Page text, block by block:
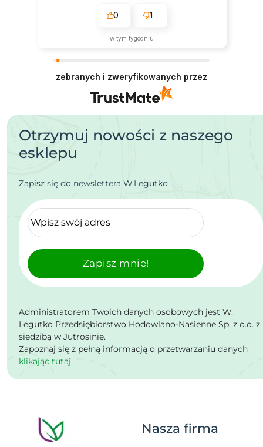
0 1
w tym tygodniu
zebranych i zweryfikowanych przez
Otrzymuj nowości z naszego
esklepu
Zapisz się do newslettera W.Legutko
Zapisz mnie!
Administratorem Twoich danych osobowych jest W.
Legutko Przedsiębiorstwo Hodowlano-Nasienne Sp. z o.o. z
siedzibą w Jutrosinie.
Zapoznaj się z pełną informacją o przetwarzaniu danych
klikając tutaj
Nasza firma